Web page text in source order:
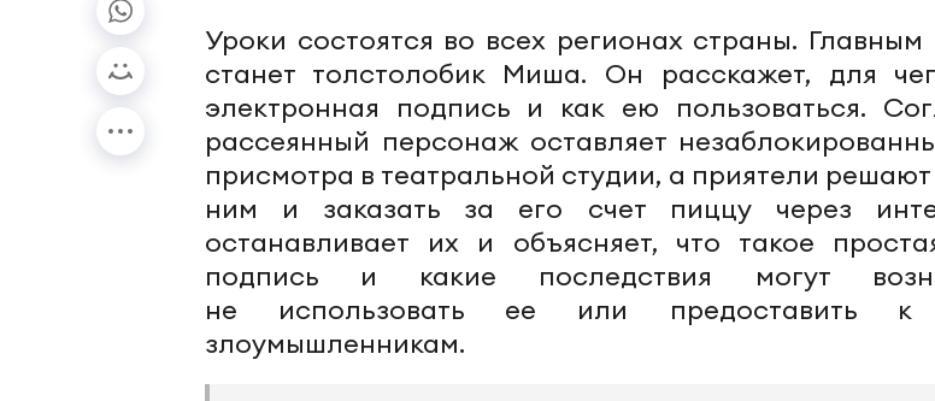
Уроки состоятся во всех регионах страны.
станет толстолобик Миша. Он расскажет, для
электронная подпись и как ею пользоваться.
рассеянный персонаж оставляет
присмотра в театральной студии, а приятели
ним и заказать за его счет пиццу через
останавливает их и объясняет, что такое
подпись и какие последствия могут
не использовать ее или предоставить
злоумышленникам.